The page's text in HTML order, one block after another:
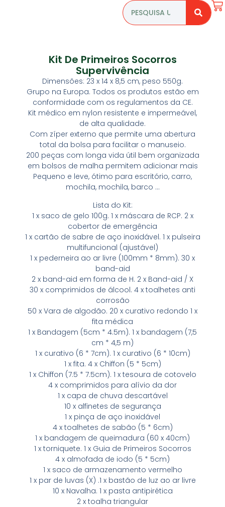
Kit De Primeiros Socorros
Supervivência
Dimensões: 23 x 14 x 8,5 cm, peso 550g.
Grupo na Europa. Todos os produtos estão em
conformidade com os regulamentos da CE.
Kit médico em nylon resistente e impermeável,
de alta qualidade.
Com zíper externo que permite uma abertura
total da bolsa para facilitar o manuseio.
200 peças com longa vida útil bem organizada
em bolsos de malha permitem adicionar mais
Pequeno e leve, ótimo para escritório, carro,
mochila, mochila, barco …
Lista do Kit:
1 x saco de gelo 100g. 1 x máscara de RCP. 2 x
cobertor de emergência
1 x cartão de sabre de aço inoxidável. 1 x pulseira
multifuncional (ajustável)
1 x pederneira ao ar livre (100mm * 8mm). 30 x
band-aid
2 x band-aid em forma de H. 2 x Band-aid / X
30 x comprimidos de álcool. 4 x toalhetes anti
corrosão
50 x Vara de algodão. 20 x curativo redondo 1 x
fita médica
1 x Bandagem (5cm * 4.5m). 1 x bandagem (7,5
cm * 4,5 m)
1 x curativo (6 * 7cm). 1 x curativo (6 * 10cm)
1 x fita. 4 x Chiffon (5 * 5cm)
1 x Chiffon (7.5 * 7.5cm). 1 x tesoura de cotovelo
4 x comprimidos para alívio da dor
1 x capa de chuva descartável
10 x alfinetes de segurança
1 x pinça de aço inoxidável
4 x toalhetes de sabão (5 * 6cm)
1 x bandagem de queimadura (60 x 40cm)
1 x torniquete. 1 x Guia de Primeiros Socorros
4 x almofada de iodo (5 * 5cm)
1 x saco de armazenamento vermelho
1 x par de luvas (X) .1 x bastão de luz ao ar livre
10 x Navalha. 1 x pasta antipirética
2 x toalha triangular